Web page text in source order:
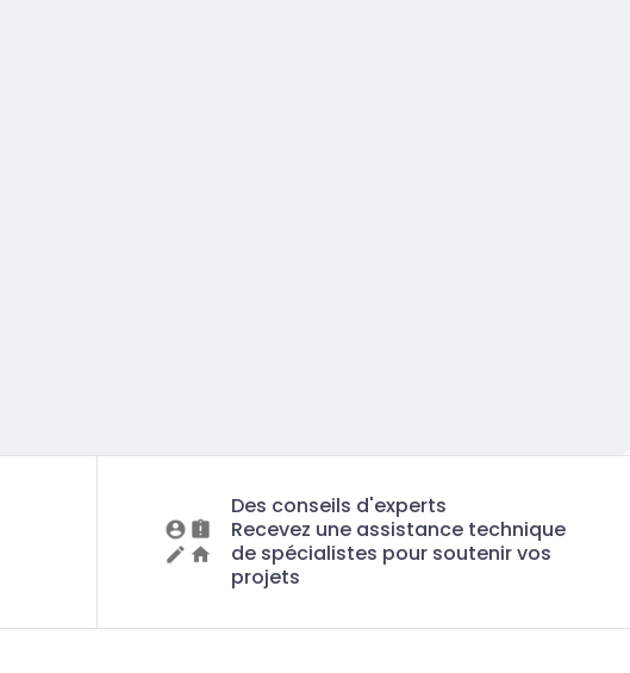
Des conseils d'experts
Recevez une assistance technique
de spécialistes pour soutenir vos
projets